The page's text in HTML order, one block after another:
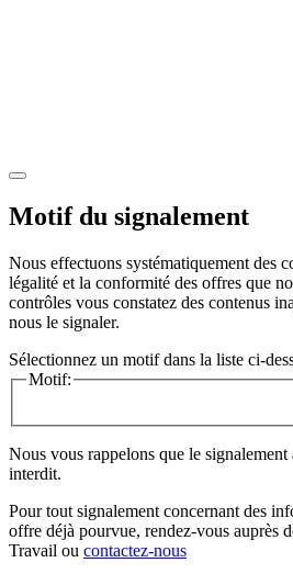
Motif du signalement
Nous effectuons systématiquement des
légalité et la conformité des offres que
contrôles vous constatez des contenus
nous le signaler.
Sélectionnez un motif dans la liste ci-
Motif:
Nous vous rappelons que le signalement
interdit.
Pour tout signalement concernant des
offre déjà pourvue, rendez-vous auprès
Travail ou contactez-nous